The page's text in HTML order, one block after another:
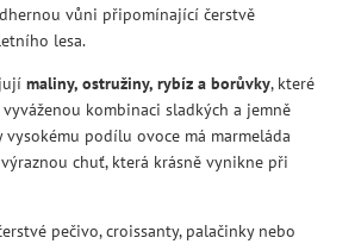
vůni připomínající čerstvě
lesa.
maliny, ostružiny, rybíz a borůvky, které
kombinaci sladkých a jemně
vysokému podílu ovoce má marmeláda
chuť, která krásně vynikne při
pečivo, croissanty, palačinky nebo